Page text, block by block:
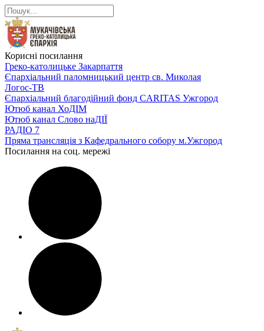
Корисні посилання
Греко-католицьке Закарпаття
Єпархіальний паломницький центр св. Миколая
Логос-ТВ
Єпархіальний благодійний фонд CARITAS Ужгород
Ютюб канал ХоДІМ
Ютюб канал Слово наДІЇ
РАДІО 7
Пряма трансляція з Кафедрального собору м.Ужгород
Посилання на соц. мережі